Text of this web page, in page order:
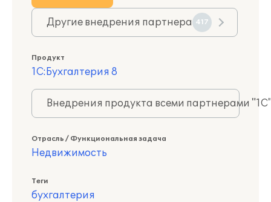
Другие внедрения партнера 417
Продукт
1С:Бухгалтерия 8
Внедрения продукта всеми партнерами
Отрасль / Функциональная задача
Недвижимость
Теги
бухгалтерия